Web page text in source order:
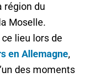
région du
Moselle.
lieu lors de
en Allemagne,
des moments